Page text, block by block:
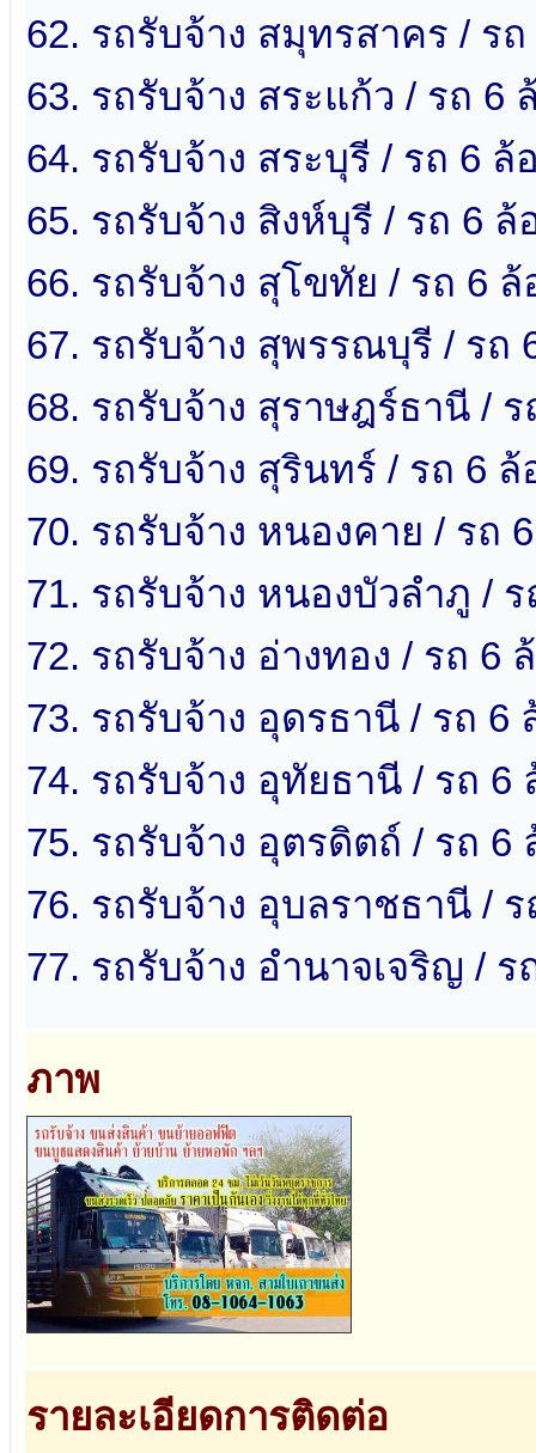
62. รถรับจ้าง สมุทรสาคร / ร
63. รถรับจ้าง สระแก้ว / รถ 6
64. รถรับจ้าง สระบุรี / รถ 6 ล้
65. รถรับจ้าง สิงห์บุรี / รถ 6 ล้
66. รถรับจ้าง สุโขทัย / รถ 6
67. รถรับจ้าง สุพรรณบุรี / รถ
68. รถรับจ้าง สุราษฎร์ธานี /
69. รถรับจ้าง สุรินทร์ / รถ 6
70. รถรับจ้าง หนองคาย / รถ
71. รถรับจ้าง หนองบัวลำภู /
72. รถรับจ้าง อ่างทอง / รถ 6
73. รถรับจ้าง อุดรธานี / รถ 6
74. รถรับจ้าง อุทัยธานี / รถ 6
75. รถรับจ้าง อุตรดิตถ์ / รถ 6
76. รถรับจ้าง อุบลราชธานี /
77. รถรับจ้าง อำนาจเจริญ /
ภาพ
รายละเอียดการติดต่อ